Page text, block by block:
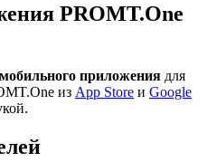
PROMT.One
мобильного приложения для
из App Store и Google